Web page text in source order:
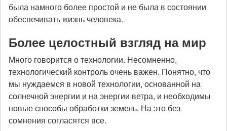
была намного более простой и не была в состоянии
обеспечивать жизнь человека.
Более целостный взгляд на мир
Много говорится о технологии. Несомненно,
технологический контроль очень важен. Понятно, что
мы нуждаемся в новой технологии, основанной на
солнечной энергии и на энергии ветра, и необходимы
новые способы обработки земель. На это без
сомнения согласятся все.